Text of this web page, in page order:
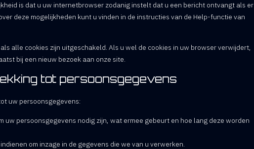
is dat u uw internetbrowser zodanig instelt dat u een bericht ontvangt als er
deze mogelijkheden kunt u vinden in de instructies van de Help-functie van
alle cookies zijn uitgeschakeld. Als u wel de cookies in uw browser verwijdert,
bij een nieuw bezoek aan onze site.
tot persoonsgegevens
uw persoonsgegevens:
uw persoonsgegevens nodig zijn, wat ermee gebeurt en hoe lang deze worden
om inzage in de gegevens die we van u verwerken.